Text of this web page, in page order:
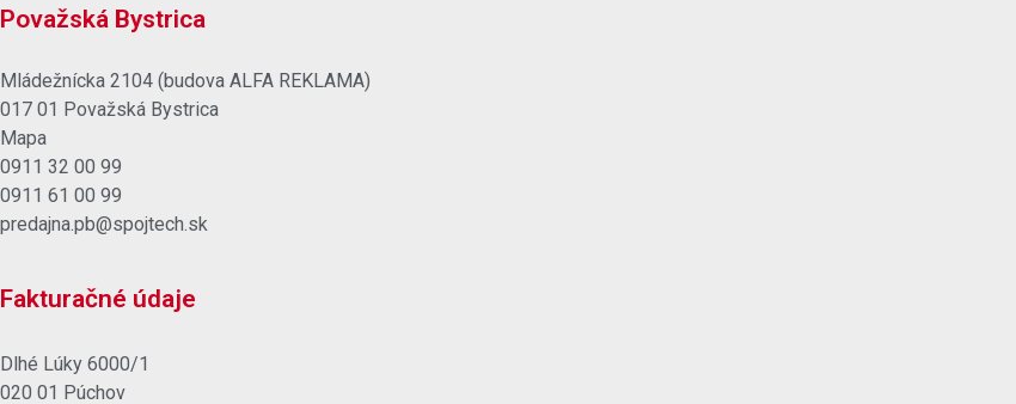
Považská Bystrica
Mládežnícka 2104 (budova ALFA REKLAMA)
017 01 Považská Bystrica
Mapa
0911 32 00 99
0911 61 00 99
predajna.pb@spojtech.sk
Fakturačné údaje
Dlhé Lúky 6000/1
020 01 Púchov